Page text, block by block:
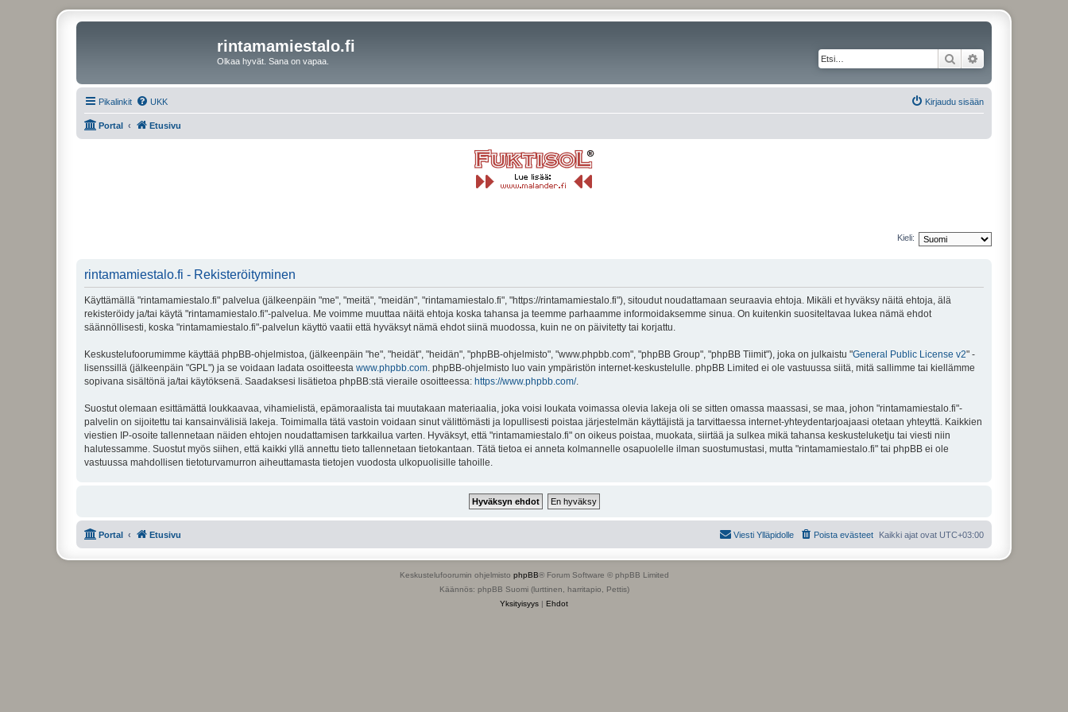
rintamamiestalo.fi
Olkaa hyvät. Sana on vapaa. Etsi
Pikalinkit UKK Kirjaudu sisään
Portal Etusivu
Kieli:
rintamamiestalo.fi - Rekisteröityminen
Käyttämällä "rintamamiestalo.fi" palvelua (jälkeenpäin "me", "meitä", "meidän", "rintamamiestalo.fi", "https://rintamamiestalo.fi"), sitoudut noudattamaan seuraavia ehtoja. Mikäli et hyväksy näitä ehtoja, älä
rekisteröidy ja/tai käytä "rintamamiestalo.fi"-palvelua. Me voimme muuttaa näitä ehtoja koska tahansa ja teemme parhaamme informoidaksemme sinua. On kuitenkin suositeltavaa lukea nämä ehdot
säännöllisesti, koska "rintamamiestalo.fi"-palvelun käyttö vaatii että hyväksyt nämä ehdot siinä muodossa, kuin ne on päivitetty tai korjattu.
Keskustelufoorumimme käyttää phpBB-ohjelmistoa, (jälkeenpäin "he", "heidät", "heidän", "phpBB-ohjelmisto", "www.phpbb.com", "phpBB Group", "phpBB Tiimit"), joka on julkaistu "General Public License v2" -
lisenssillä (jälkeenpäin "GPL") ja se voidaan ladata osoitteesta www.phpbb.com. phpBB-ohjelmisto luo vain ympäristön internet-keskustelulle. phpBB Limited ei ole vastuussa siitä, mitä sallimme tai kiellämme
sopivana sisältönä ja/tai käytöksenä. Saadaksesi lisätietoa phpBB:stä vieraile osoitteessa: https://www.phpbb.com/.
Suostut olemaan esittämättä loukkaavaa, vihamielistä, epämoraalista tai muutakaan materiaalia, joka voisi loukata voimassa olevia lakeja oli se sitten omassa maassasi, se maa, johon "rintamamiestalo.fi"-
palvelin on sijoitettu tai kansainvälisiä lakeja. Toimimalla tätä vastoin voidaan sinut välittömästi ja lopullisesti poistaa järjestelmän käyttäjistä ja tarvittaessa internet-yhteydentarjoajaasi otetaan yhteyttä. Kaikkien
viestien IP-osoite tallennetaan näiden ehtojen noudattamisen tarkkailua varten. Hyväksyt, että "rintamamiestalo.fi" on oikeus poistaa, muokata, siirtää ja sulkea mikä tahansa keskusteluketju tai viesti niin
halutessamme. Suostut myös siihen, että kaikki yllä annettu tieto tallennetaan tietokantaan. Tätä tietoa ei anneta kolmannelle osapuolelle ilman suostumustasi, mutta "rintamamiestalo.fi" tai phpBB ei ole
vastuussa mahdollisen tietoturvamurron aiheuttamasta tietojen vuodosta ulkopuolisille tahoille.
Portal Etusivu Kaikki ajat ovat UTC+03:00
Poista evästeet
Viesti Ylläpidolle
Keskustelufoorumin ohjelmisto phpBB® Forum Software © phpBB Limited
Käännös: phpBB Suomi (lurttinen, harritapio, Pettis)
Yksityisyys | Ehdot